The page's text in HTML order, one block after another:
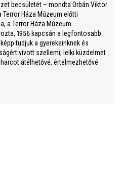
becsületét – mondta Orbán Viktor
Háza Múzeum előtti
a Terror Háza Múzeum
1956 kapcsán a legfontosabb
tudjuk a gyerekeinknek és
vívott szellemi, lelki küzdelmet
átélhetővé, értelmezhetővé